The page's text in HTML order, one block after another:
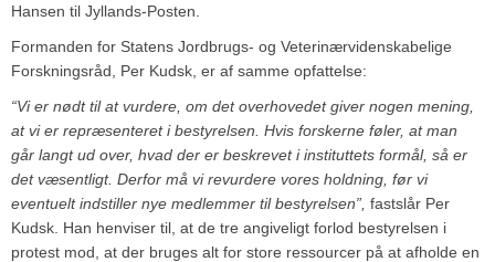
Hansen til Jyllands-Posten.
Formanden for Statens Jordbrugs- og Veterinærvidenskabelige
Forskningsråd, Per Kudsk, er af samme opfattelse:
“Vi er nødt til at vurdere, om det overhovedet giver nogen mening,
at vi er repræsenteret i bestyrelsen. Hvis forskerne føler, at man
går langt ud over, hvad der er beskrevet i instituttets formål, så er
det væsentligt. Derfor må vi revurdere vores holdning, før vi
eventuelt indstiller nye medlemmer til bestyrelsen”, fastslår Per
Kudsk. Han henviser til, at de tre angiveligt forlod bestyrelsen i
protest mod, at der bruges alt for store ressourcer på at afholde en